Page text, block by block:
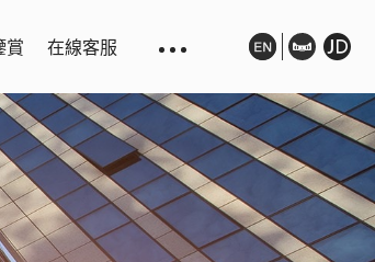
賞 在線客服